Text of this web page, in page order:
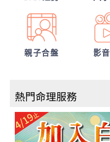
親子合盤 影
熱門命理服務